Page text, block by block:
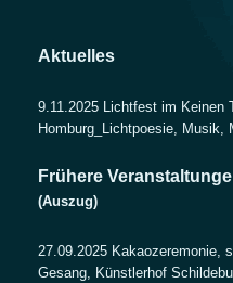
Aktuelles
9.11.2025 Lichtfest im Keinen
Homburg_Lichtpoesie, Musik,
Frühere
(Auszug)
27.09.2025 Kakaozeremonie,
Gesang, Künstlerhof